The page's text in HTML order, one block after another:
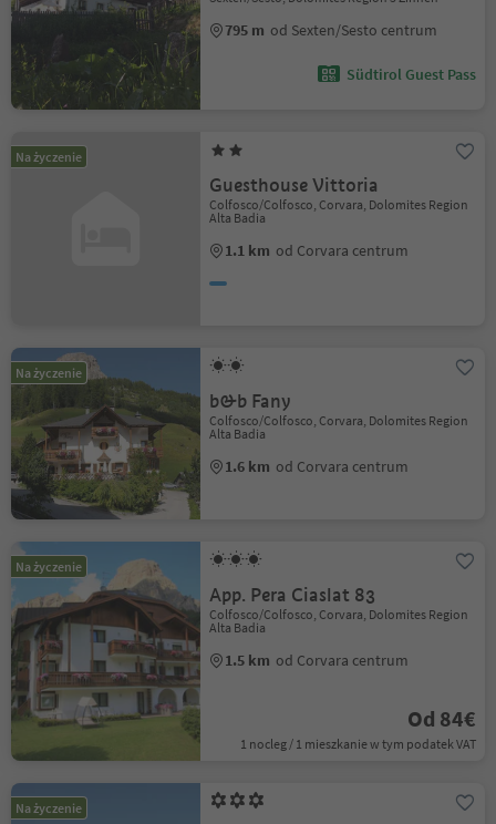
795 m od Sexten/Sesto centrum
Südtirol Guest Pass
Na życzenie
Guesthouse Vittoria
Colfosco/Colfosco, Corvara, Dolomites Region
Alta Badia
1.1 km od Corvara centrum
Na życzenie
b&b Fany
Colfosco/Colfosco, Corvara, Dolomites Region
Alta Badia
1.6 km od Corvara centrum
Na życzenie
App. Pera Ciaslat 83
Colfosco/Colfosco, Corvara, Dolomites Region
Alta Badia
1.5 km od Corvara centrum
Od 84€
1 nocleg / 1 mieszkanie w tym podatek VAT
Na życzenie